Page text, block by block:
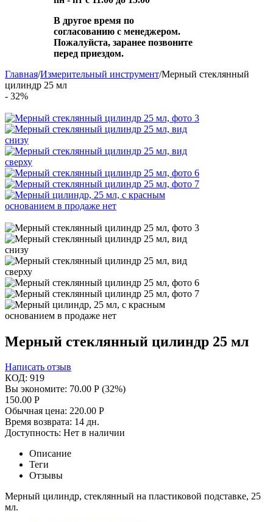
В другое время по
согласованию с менеджером.
Пожалуйста, заранее позвоните
перед приездом.
Главная/Измерительный инструмент/Мерный стеклянный
цилиндр 25 мл
- 32%
Мерный стеклянный цилиндр 25 мл
Написать отзыв
КОД: 919
Вы экономите: 70.00 Р (32%)
150.00 Р
Обычная цена: 220.00 Р
Время возврата: 14 дн.
Доступность: Нет в наличии
Описание
Теги
Отзывы
Мерный цилиндр, стеклянный на пластиковой подставке, 25
мл.